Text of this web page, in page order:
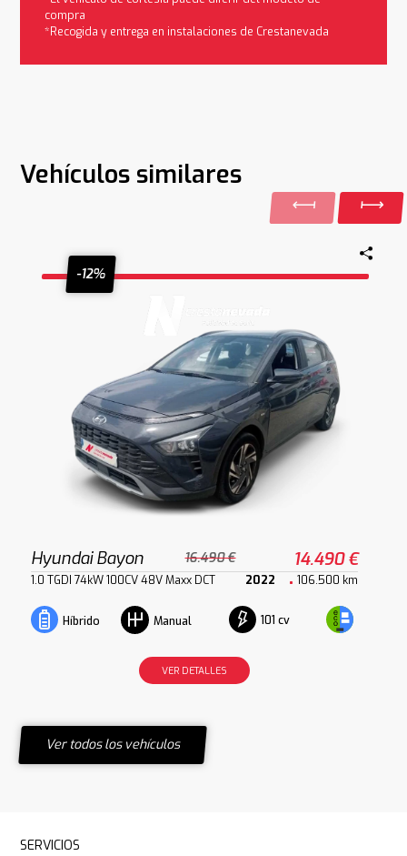
compra
*Recogida y entrega en instalaciones de Crestanevada
Vehículos similares
-12%
Hyundai Bayon 16.490 € 14.490 €
1.0 TGDI 74kW 100CV 48V Maxx DCT 2022 106.500 km
Híbrido Manual 101 cv
VER DETALLES
Ver todos los vehículos
SERVICIOS